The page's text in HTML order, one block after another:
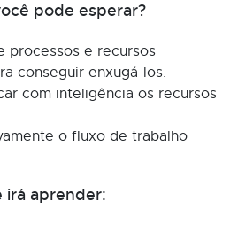
pode esperar?
processos e recursos
conseguir enxugá-los.
com inteligência os recursos
o fluxo de trabalho
irá aprender: